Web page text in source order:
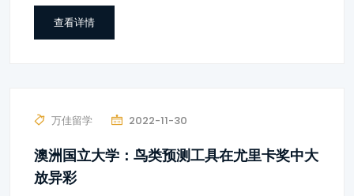
查看详情
万佳留学 2022-11-30
澳洲国立大学：鸟类预测工具在尤里卡奖中大
放异彩